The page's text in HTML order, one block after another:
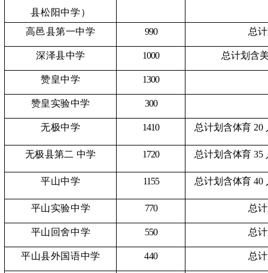
县松阳中学）
高邑县第一中学 990 总
深泽县中学 1000 总计划含
赞皇中学 1300
赞皇实验中学 300
无极中学 1410 总计划含体育 20
无极县第二 中学 1720 总计划含体育 35
平山中学 1155 总计划含体育 40
平山实验中学 770 总
平山回舍中学 550 总
平山县外国语中学 440 总